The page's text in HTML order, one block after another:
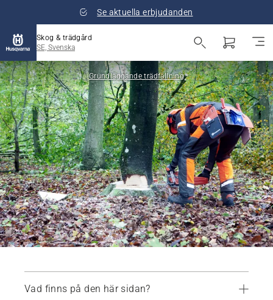
Se aktuella erbjudanden
Skog & trädgård
SE, Svenska
Grundläggande trädfällning
Vad finns på den här sidan?